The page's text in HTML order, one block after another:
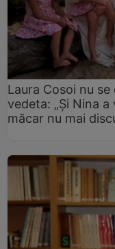
Laura Cosoi nu
vedeta: „Și Nina
măcar nu mai